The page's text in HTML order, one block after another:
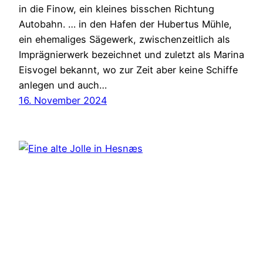
in die Finow, ein kleines bisschen Richtung
Autobahn. … in den Hafen der Hubertus Mühle,
ein ehemaliges Sägewerk, zwischenzeitlich als
Imprägnierwerk bezeichnet und zuletzt als Marina
Eisvogel bekannt, wo zur Zeit aber keine Schiffe
anlegen und auch…
16. November 2024